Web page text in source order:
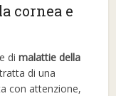
cornea e
e dimalattie della
di una
con attenzione,